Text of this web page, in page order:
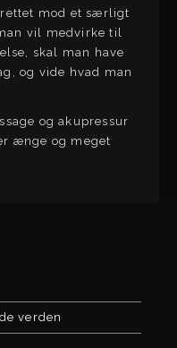
mod et særligt
vil medvirke til
skal man have
og vide hvad man
og akupressur
ænge og meget
verden